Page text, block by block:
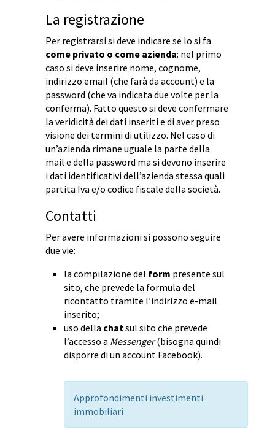
La registrazione
Per registrarsi si deve indicare se lo si fa
come privato o come azienda: nel primo
caso si deve inserire nome, cognome,
indirizzo email (che farà da account) e la
password (che va indicata due volte per la
conferma). Fatto questo si deve confermare
la veridicità dei dati inseriti e di aver preso
visione dei termini di utilizzo. Nel caso di
un’azienda rimane uguale la parte della
mail e della password ma si devono inserire
i dati identificativi dell’azienda stessa quali
partita Iva e/o codice fiscale della società.
Contatti
Per avere informazioni si possono seguire
due vie:
la compilazione del form presente sul
sito, che prevede la formula del
ricontatto tramite l’indirizzo e-mail
inserito;
uso della chatsul sito che prevede
l’accesso a Messenger(bisogna quindi
disporre di un account Facebook).
Approfondimenti investimenti
immobiliari